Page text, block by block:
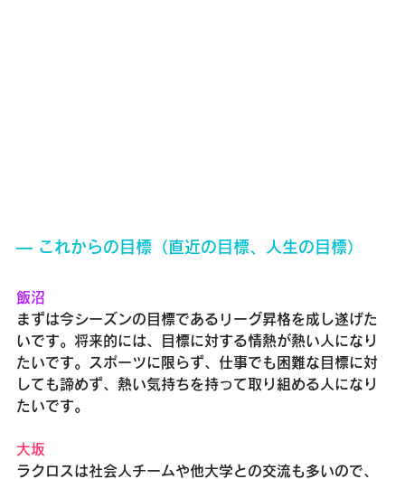
― これからの目標（直近の目標、人生の目標）
飯沼
まずは今シーズンの目標であるリーグ昇格を成し遂げた
いです。将来的には、目標に対する情熱が熱い人になり
たいです。スポーツに限らず、仕事でも困難な目標に対
しても諦めず、熱い気持ちを持って取り組める人になり
たいです。
大坂
ラクロスは社会人チームや他大学との交流も多いので、